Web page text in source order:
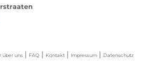
über uns| FAQ| Kontakt| Impressum| Datenschutz